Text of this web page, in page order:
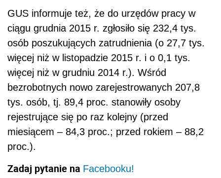
GUS informuje też, że do urzędów pracy w
ciągu grudnia 2015 r. zgłosiło się 232,4 tys.
osób poszukujących zatrudnienia (o 27,7 tys.
więcej niż w listopadzie 2015 r. i o 0,1 tys.
więcej niż w grudniu 2014 r.). Wśród
bezrobotnych nowo zarejestrowanych 207,8
tys. osób, tj. 89,4 proc. stanowiły osoby
rejestrujące się po raz kolejny (przed
miesiącem – 84,3 proc.; przed rokiem – 88,2
proc.).
Zadaj pytanie na Facebooku!